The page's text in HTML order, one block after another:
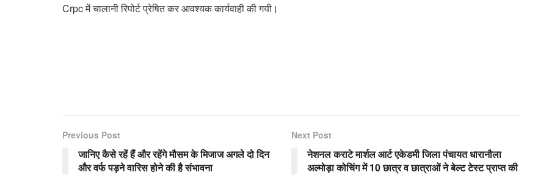
Crpc में चालानी रिपोर्ट प्रेषित कर आवश्यक कार्यवाही की गयी।
Previous Post
जानिए कैसे रहें हैं और रहेंगे मौसम के मिजाज अगले दो दिन
और वर्फ पड़ने वारिस होने की है संभावना
Next Post
नेशनल कराटे मार्शल आर्ट एकेडमी जिला पंचायत धारानौला
अल्मोड़ा कोचिंग में 10 छात्र व छात्राओं ने बेल्ट टेस्ट प्राप्त की